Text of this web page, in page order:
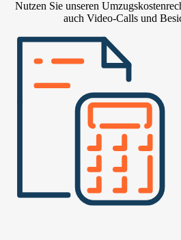
Nutzen Sie unseren
auch Video-Calls und